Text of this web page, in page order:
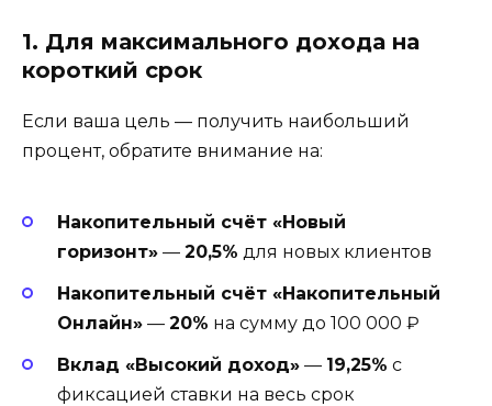
1. Для максимального дохода на
короткий срок
Если ваша цель — получить наибольший
процент, обратите внимание на:
Накопительный счёт «Новый
горизонт» — 20,5% для новых клиентов
Накопительный счёт «Накопительный
Онлайн» — 20% на сумму до 100 000 ₽
Вклад «Высокий доход» — 19,25% с
фиксацией ставки на весь срок